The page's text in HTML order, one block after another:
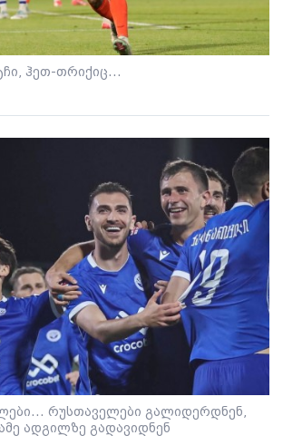
ჰეთ-თრიქიც...
რუსთაველები გალიდერდნენ,
ადგილზე გადავიდნენ